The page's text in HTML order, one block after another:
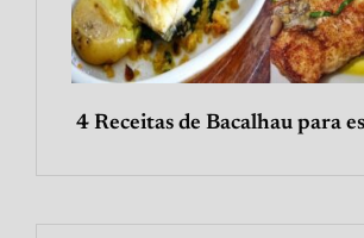
4 Receitas de Bacalhau para